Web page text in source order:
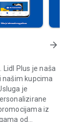
arrow_forward
Plus je naša
našim kupcima
je
iz
od